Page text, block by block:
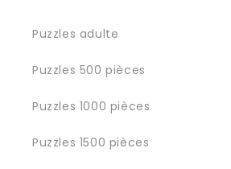
Puzzles adulte
Puzzles 500 pièces
Puzzles 1000 pièces
Puzzles 1500 pièces